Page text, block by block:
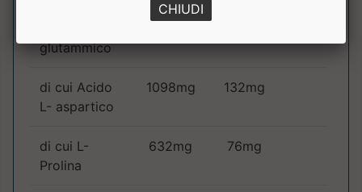
glutammico
1888mg
di cui Acido
L- aspartico
1098mg 132mg
di cui L-
Prolina
632mg 76mg
CHIUDI